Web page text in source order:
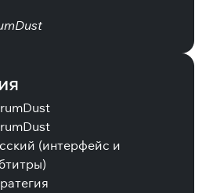
(интерфейс и